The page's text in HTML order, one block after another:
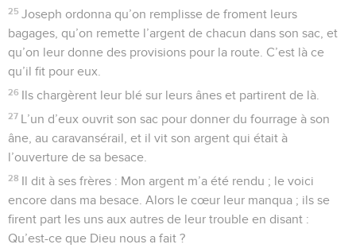
25 Joseph ordonna qu’on remplisse de froment leurs
bagages, qu’on remette l’argent de chacun dans son sac, et
qu’on leur donne des provisions pour la route. C’est là ce
qu’il fit pour eux.
26 Ils chargèrent leur blé sur leurs ânes et partirent de là.
27 L’un d’eux ouvrit son sac pour donner du fourrage à son
âne, au caravansérail, et il vit son argent qui était à
l’ouverture de sa besace.
28 Il dit à ses frères : Mon argent m’a été rendu ; le voici
encore dans ma besace. Alors le cœur leur manqua ; ils se
firent part les uns aux autres de leur trouble en disant :
Qu’est-ce que Dieu nous a fait ?